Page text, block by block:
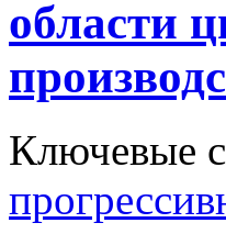
области
Ключевые